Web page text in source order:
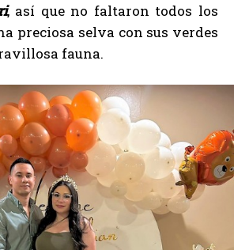
, así que no faltaron todos los
preciosa selva con sus verdes
fauna.